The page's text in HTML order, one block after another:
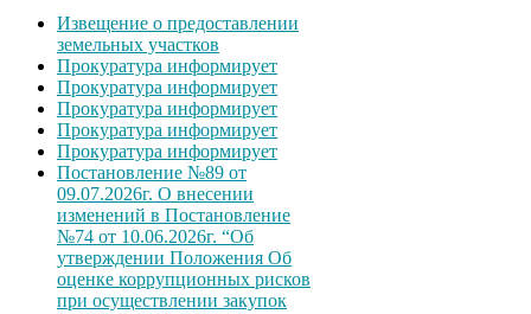
Извещение о предоставлении
земельных участков
Прокуратура информирует
Прокуратура информирует
Прокуратура информирует
Прокуратура информирует
Прокуратура информирует
Постановление №89 от
09.07.2026г. О внесении
изменений в Постановление
№74 от 10.06.2026г. “Об
утверждении Положения Об
оценке коррупционных рисков
при осуществлении закупок